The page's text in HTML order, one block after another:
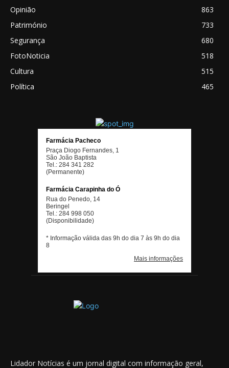
Opinião
863
Património
733
Segurança
680
FotoNoticia
518
Cultura
515
Política
465
Lidador Notícias é um jornal digital com informação geral,